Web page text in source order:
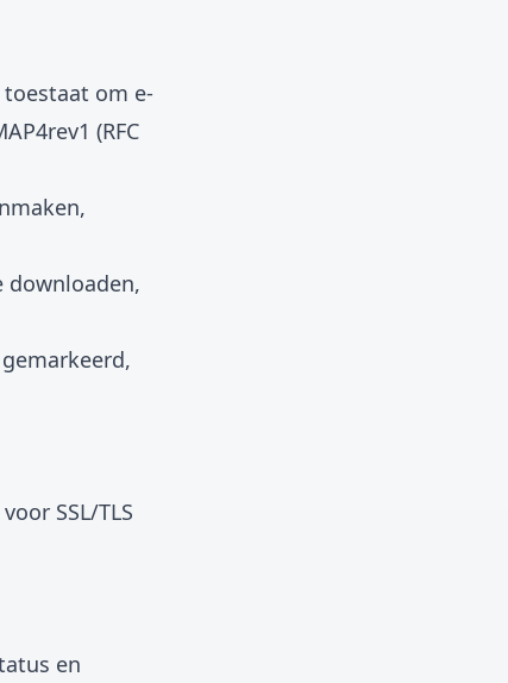
om e-
(RFC
downloaden,
SSL/TLS
en